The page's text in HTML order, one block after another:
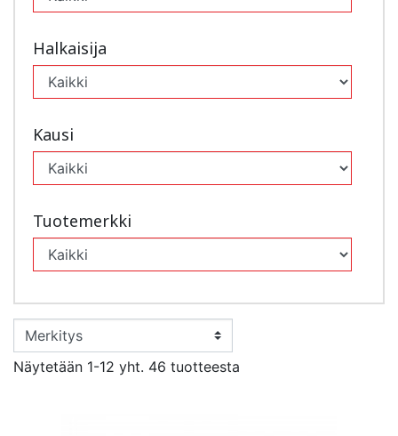
Halkaisija
Kausi
Tuotemerkki
Näytetään 1-12 yht. 46 tuotteesta